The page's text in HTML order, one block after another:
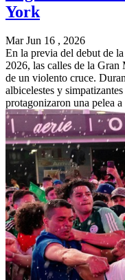
York
Mar Jun 16 , 2026
En la previa del debut de
2026, las calles de la Gran
de un violento cruce.
albicelestes y
protagonizaron una pelea